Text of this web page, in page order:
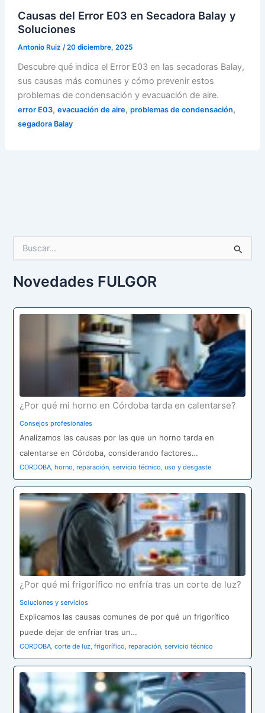
Causas del Error E03 en Secadora Balay y
Soluciones
Antonio Ruiz /20 diciembre, 2025
Descubre qué indica el Error E03 en las secadoras Balay,
sus causas más comunes y cómo prevenir estos
problemas de condensación y evacuación de aire.
error E03, evacuación de aire, problemas de condensación,
segadora Balay
c
a
p
Novedades FULGOR
¿Por qué mi horno en Córdoba tarda en calentarse?
Consejos profesionales
Analizamos las causas por las que un horno tarda en
calentarse en Córdoba, considerando factores…
CORDOBA,horno,reparación,servicio técnico,uso y desgaste
¿Por qué mi frigorífico no enfría tras un corte de luz?
Soluciones y servicios
Explicamos las causas comunes de por qué un frigorífico
puede dejar de enfriar tras un…
CORDOBA,corte de luz,frigorífico,reparación,servicio técnico